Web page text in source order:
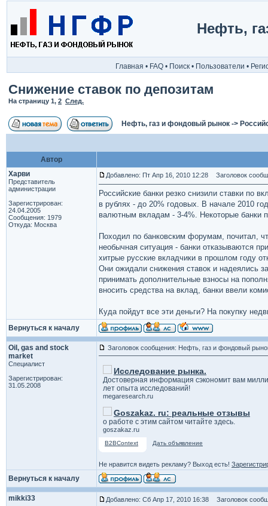
Нефть,
Главная • FAQ • Поиск • Пользователи •
Снижение ставок по депозитам
На страницу 1, 2 След.
Нефть, газ и фондовый рынок ->
Автор
Харви
Представитель
администрации
Зарегистрирован:
24.04.2005
Сообщения: 1979
Откуда: Москва
Добавлено: Пт Апр 16, 2010 12:28 Заголовок
Российские банки резко снизили ставки по
в рублях - до 20% годовых. В начале 2010
валютным вкладам - 3-4%. Некоторые банки
Походил по банковским форумам, почитал,
необычная ситуация - банки отказываются
хитрые русские вкладчики в прошлом году
Они ожидали снижения ставок и надеялись
принимать дополнительные взносы на
вносить средства на вклад, банки ввели
Куда пойдут все эти деньги? На покупку
Вернуться к началу
Oil, gas and stock
market
Специалист
Зарегистрирован:
31.05.2008
Заголовок сообщения: Нефть, газ и фондовый
Исследование рынка.
Достоверная информация сэкономит вам
лет опыта исследований!
megaresearch.ru
Goszakaz. ru: реальные отзывы
о работе с этим сайтом читайте здесь.
goszakaz.ru
B2BContext Дать объявление
Не нравится видеть рекламу? Выход есть!
Вернуться к началу
mikki33 Добавлено: Сб Апр 17, 2010 16:38 Заголовок